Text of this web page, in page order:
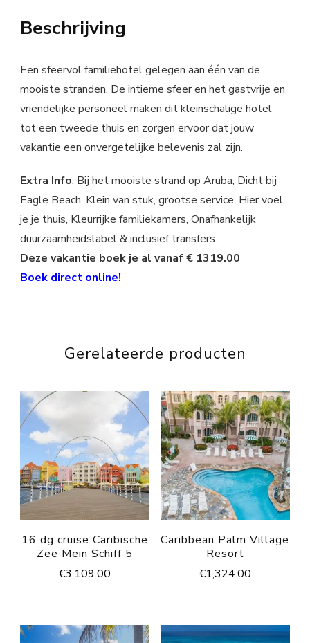
Beschrijving
Een sfeervol familiehotel gelegen aan één van de
mooiste stranden. De intieme sfeer en het gastvrije en
vriendelijke personeel maken dit kleinschalige hotel
tot een tweede thuis en zorgen ervoor dat jouw
vakantie een onvergetelijke belevenis zal zijn.
Extra Info: Bij het mooiste strand op Aruba, Dicht bij
Eagle Beach, Klein van stuk, grootse service, Hier voel
je je thuis, Kleurrijke familiekamers, Onafhankelijk
duurzaamheidslabel & inclusief transfers.
Deze vakantie boek je al vanaf € 1319.00
Boek direct online!
Gerelateerde producten
16 dg cruise Caribische
Zee Mein Schiff 5
€3,109.00
Caribbean Palm Village
Resort
€1,324.00